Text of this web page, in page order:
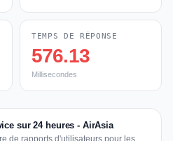
TEMPS DE RÉPONSE
576.13
Millisecondes
sur 24 heures - AirAsia
de rapports d'utilisateurs pour les